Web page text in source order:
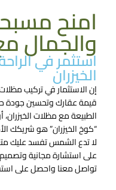
امنح
والجمال
استثمر في
الخيزران
إن الاستثمار في تركيب
قيمة عقارك وتحسين جودة
الطبيعة مع مظلات
“كوخ الخيزران” هو شريكك
لا تدع الشمس تفسد عليك
على استشارة مجانية
تواصل معنا واحصل على